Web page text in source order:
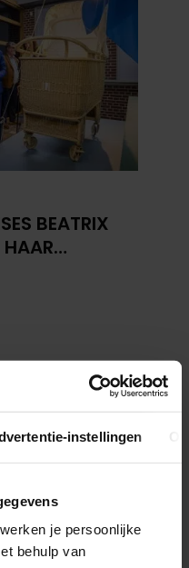
instellingen
je persoonlijke
behulp van
BEATRIX